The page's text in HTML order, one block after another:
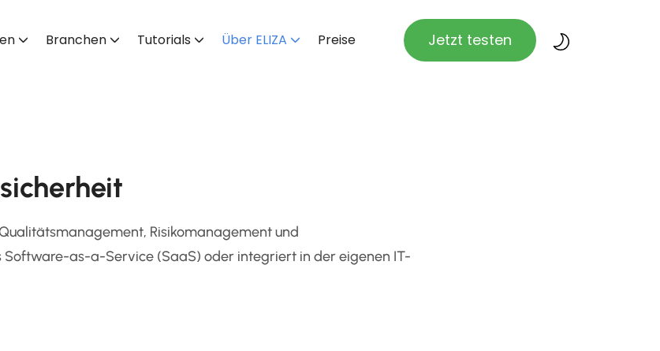
Branchen Tutorials Über ELIZA Preise Jetzt testen
Risikomanagement und
as-a-Service (SaaS) oder integriert in der eigenen IT-